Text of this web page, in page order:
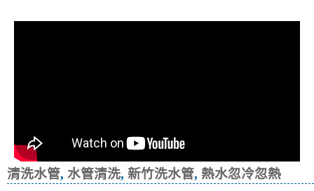
清洗水管, 水管清洗, 新竹洗水管, 熱水忽冷忽熱